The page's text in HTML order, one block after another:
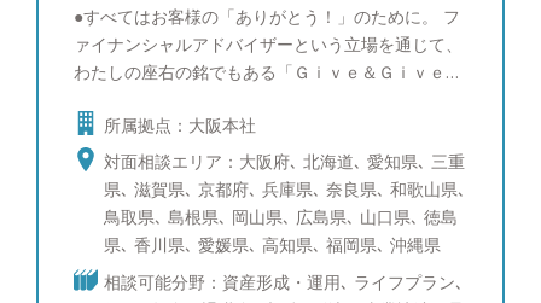
●すべてはお客様の「ありがとう！」のために。 フ
ァイナンシャルアドバイザーという立場を通じて、
わたしの座右の銘でもある「Ｇｉｖｅ＆Ｇｉｖｅ」
せになって頂きたいです。そのためには、常に自分
自身が仕事だけでなく人間として成長することで、
資産運用のご提案だけでなく、お客様のライフスタ
イルに関わる様々な付加価値の提供が出来ると確信
しております。そしてどんな些細なことでも、「ま
ずは蒲生さんに聞いてみよう」と真っ先に声を掛け
てもらえる担当者になれるよう、日々精進しており
所属拠点：大阪本社
対面相談エリア：大阪府､ 北海道､ 愛知県､ 三重
県､ 滋賀県､ 京都府､ 兵庫県､ 奈良県､ 和歌山県､
鳥取県､ 島根県､ 岡山県､ 広島県､ 山口県､ 徳島
県､ 香川県､ 愛媛県､ 高知県､ 福岡県､ 沖縄県
相談可能分野：資産形成・運用､ ライフプラン､